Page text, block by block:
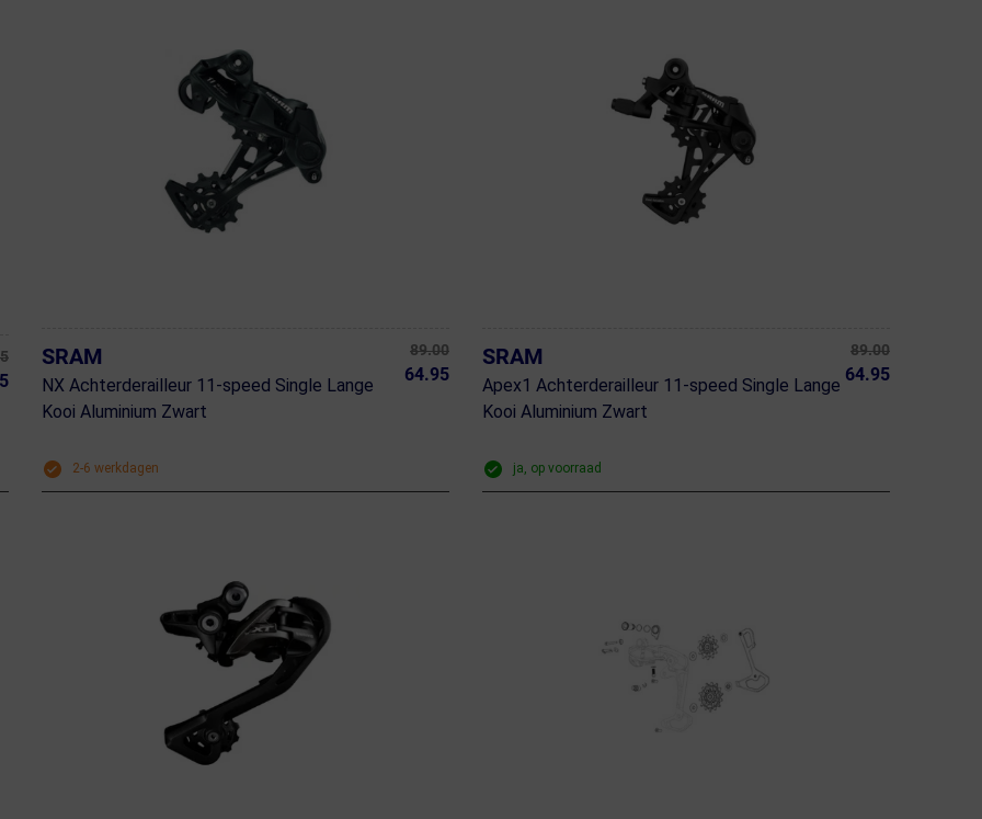
SRAM
NX Achterderailleur 11-speed Single Lange
Kooi Aluminium Zwart
89.00
64.95
2-6 werkdagen
SRAM
Apex1 Achterderailleur 11-speed Single Lange
Kooi Aluminium Zwart
89.00
64.95
ja, op voorraad